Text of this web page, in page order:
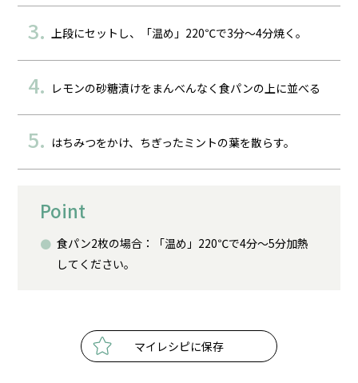
上段にセットし、「温め」220℃で3分～4分焼く。
レモンの砂糖漬けをまんべんなく食パンの上に並べる
はちみつをかけ、ちぎったミントの葉を散らす。
Point
食パン2枚の場合：「温め」220℃で4分～5分加熱
してください。
マイレシピに保存